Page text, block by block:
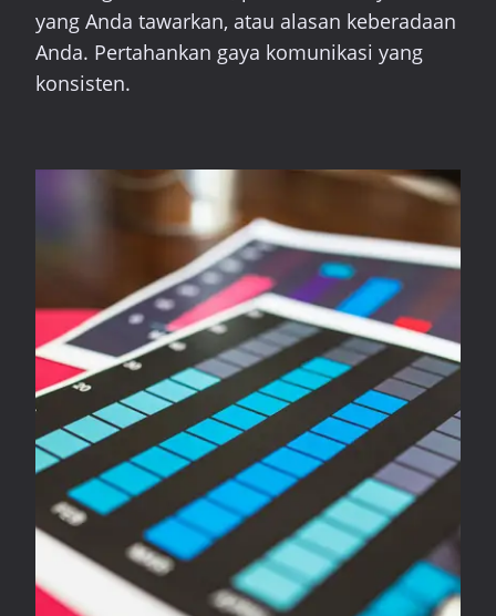
yang Anda tawarkan, atau alasan keberadaan
Anda. Pertahankan gaya komunikasi yang
konsisten.